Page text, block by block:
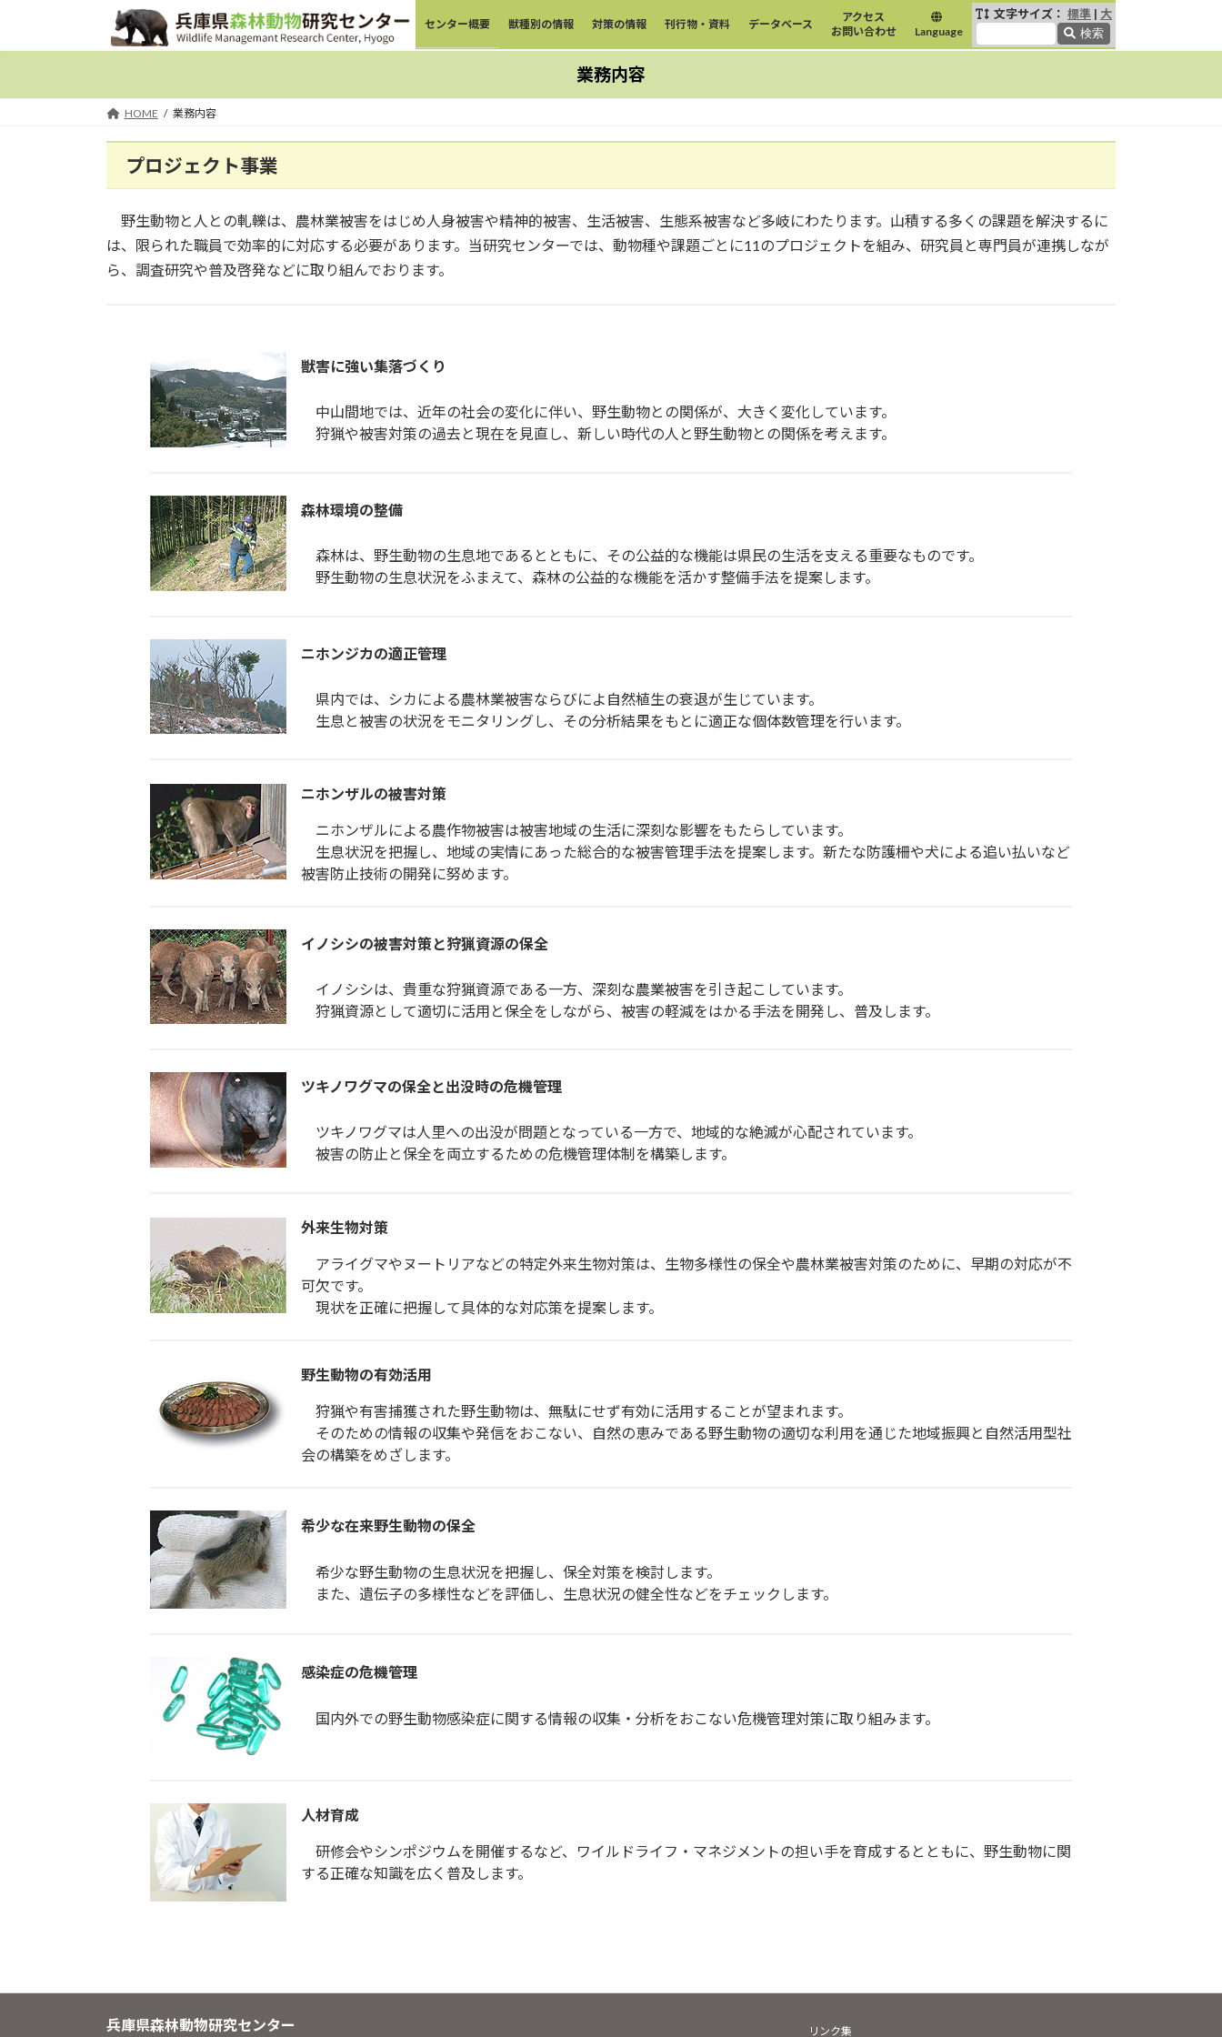
テ
ツ
ゲ
シ
センター概要 獣種別の情報 対策の情報 刊行物・資料 データベース
アクセス
お問い合わせ
Language
文字サイズ： 標準 | 大
検索
業務内容
HOME 業務内容
プロジェクト事業
野生動物と人との軋轢は、農林業被害をはじめ人身被害や精神的被害、生活被害、生態系被害など多岐にわたります。山積する多くの課題を解決するに
は、限られた職員で効率的に対応する必要があります。当研究センターでは、動物種や課題ごとに11のプロジェクトを組み、研究員と専門員が連携しなが
ら、調査研究や普及啓発などに取り組んでおります。
獣害に強い集落づくり
中山間地では、近年の社会の変化に伴い、野生動物との関係が、大きく変化しています。
狩猟や被害対策の過去と現在を見直し、新しい時代の人と野生動物との関係を考えます。
森林環境の整備
森林は、野生動物の生息地であるとともに、その公益的な機能は県民の生活を支える重要なものです。
野生動物の生息状況をふまえて、森林の公益的な機能を活かす整備手法を提案します。
ニホンジカの適正管理
県内では、シカによる農林業被害ならびによ自然植生の衰退が生じています。
生息と被害の状況をモニタリングし、その分析結果をもとに適正な個体数管理を行います。
ニホンザルの被害対策
ニホンザルによる農作物被害は被害地域の生活に深刻な影響をもたらしています。
生息状況を把握し、地域の実情にあった総合的な被害管理手法を提案します。新たな防護柵や犬による追い払いなど
被害防止技術の開発に努めます。
イノシシの被害対策と狩猟資源の保全
イノシシは、貴重な狩猟資源である一方、深刻な農業被害を引き起こしています。
狩猟資源として適切に活用と保全をしながら、被害の軽減をはかる手法を開発し、普及します。
ツキノワグマの保全と出没時の危機管理
ツキノワグマは人里への出没が問題となっている一方で、地域的な絶滅が心配されています。
被害の防止と保全を両立するための危機管理体制を構築します。
外来生物対策
アライグマやヌートリアなどの特定外来生物対策は、生物多様性の保全や農林業被害対策のために、早期の対応が不
可欠です。
現状を正確に把握して具体的な対応策を提案します。
野生動物の有効活用
狩猟や有害捕獲された野生動物は、無駄にせず有効に活用することが望まれます。
そのための情報の収集や発信をおこない、自然の恵みである野生動物の適切な利用を通じた地域振興と自然活用型社
会の構築をめざします。
希少な在来野生動物の保全
希少な野生動物の生息状況を把握し、保全対策を検討します。
また、遺伝子の多様性などを評価し、生息状況の健全性などをチェックします。
感染症の危機管理
国内外での野生動物感染症に関する情報の収集・分析をおこない危機管理対策に取り組みます。
人材育成
研修会やシンポジウムを開催するなど、ワイルドライフ・マネジメントの担い手を育成するとともに、野生動物に関
する正確な知識を広く普及します。
兵庫県森林動物研究センター リンク集